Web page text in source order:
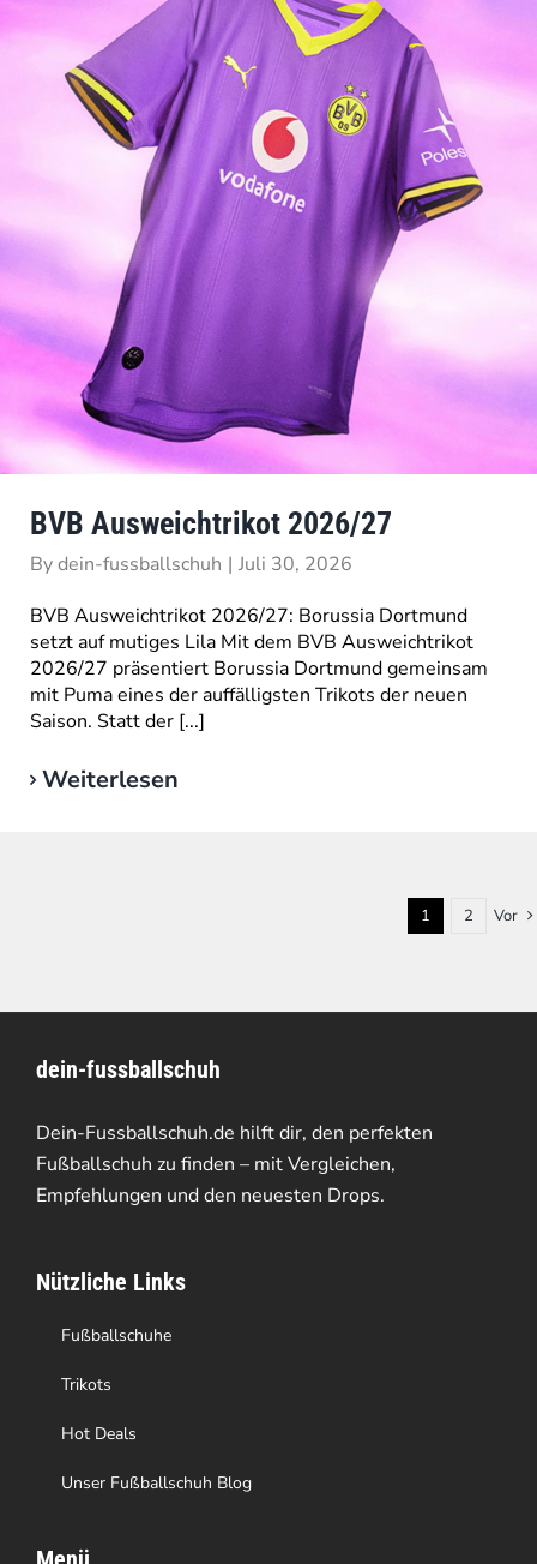
BVB Ausweichtrikot 2026/27
Bydein-fussballschuh | Juli 30, 2026
BVB Ausweichtrikot 2026/27: Borussia Dortmund
setzt auf mutiges Lila Mit dem BVB Ausweichtrikot
2026/27 präsentiert Borussia Dortmund gemeinsam
mit Puma eines der auffälligsten Trikots der neuen
Saison. Statt der [...]
Weiterlesen
1 2 Vor
dein-fussballschuh
Dein-Fussballschuh.de hilft dir, den perfekten
Fußballschuh zu finden – mit Vergleichen,
Empfehlungen und den neuesten Drops.
Nützliche Links
Fußballschuhe
Trikots
Hot Deals
Unser Fußballschuh Blog